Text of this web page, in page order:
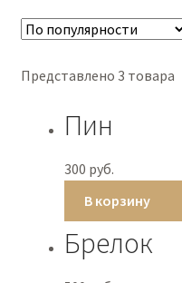
Представлено 3 товара
Пин
300 руб.
В корзину
Брелок